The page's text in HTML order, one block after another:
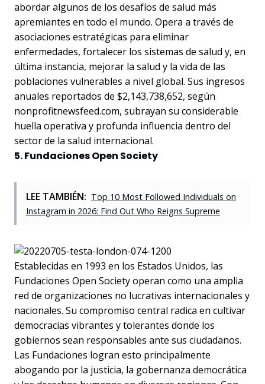
abordar algunos de los desafíos de salud más
apremiantes en todo el mundo. Opera a través de
asociaciones estratégicas para eliminar
enfermedades, fortalecer los sistemas de salud y, en
última instancia, mejorar la salud y la vida de las
poblaciones vulnerables a nivel global. Sus ingresos
anuales reportados de $2,143,738,652, según
nonprofitnewsfeed.com, subrayan su considerable
huella operativa y profunda influencia dentro del
sector de la salud internacional.
5. Fundaciones Open Society
LEE TAMBIÉN: Top 10 Most Followed Individuals on
Instagram in 2026: Find Out Who Reigns Supreme
Establecidas en 1993 en los Estados Unidos, las
Fundaciones Open Society operan como una amplia
red de organizaciones no lucrativas internacionales y
nacionales. Su compromiso central radica en cultivar
democracias vibrantes y tolerantes donde los
gobiernos sean responsables ante sus ciudadanos.
Las Fundaciones logran esto principalmente
abogando por la justicia, la gobernanza democrática